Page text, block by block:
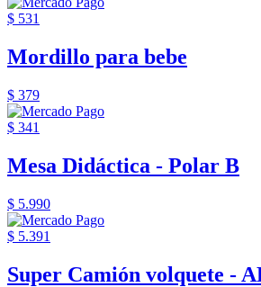
$ 531
Mordillo para bebe
$ 379
$ 341
Mesa Didáctica - Polar B
$ 5.990
$ 5.391
Super Camión volquete -